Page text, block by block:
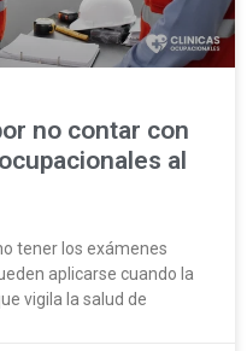
no contar con
al
tener los exámenes
aplicarse cuando la
vigila la salud de